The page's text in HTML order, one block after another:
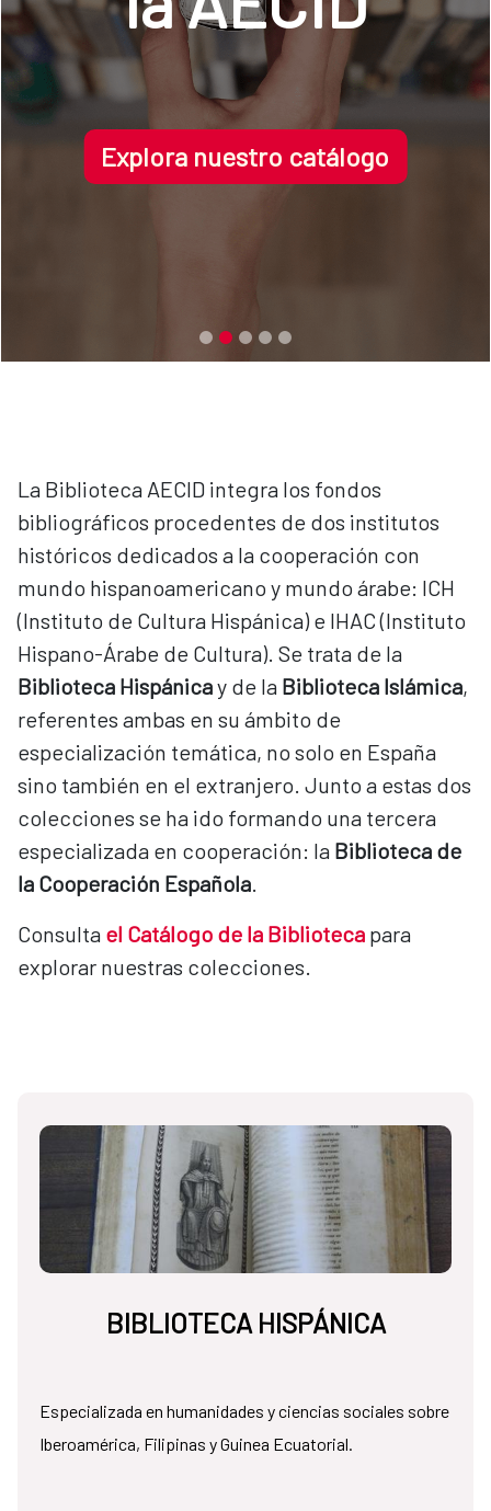
Explora nuestro catálogo
La Biblioteca AECID integra los fondos
bibliográficos procedentes de dos institutos
históricos dedicados a la cooperación con
mundo hispanoamericano y mundo árabe: ICH
(Instituto de Cultura Hispánica) e IHAC (Instituto
Hispano-Árabe de Cultura). Se trata de la
Biblioteca Hispánicay de la Biblioteca Islámica,
referentes ambas en su ámbito de
especialización temática, no solo en España
sino también en el extranjero. Junto a estas dos
colecciones se ha ido formando una tercera
especializada en cooperación: la Biblioteca de
la Cooperación Española.
Consulta el Catálogo de la Biblioteca para
explorar nuestras colecciones.
BIBLIOTECA HISPÁNICA
Especializada en humanidades y ciencias sociales sobre
Iberoamérica, Filipinas y Guinea Ecuatorial.